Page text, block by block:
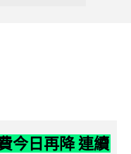
今日再降 連續